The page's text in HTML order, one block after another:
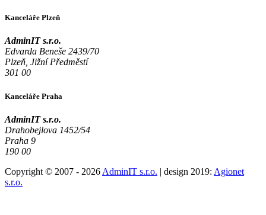
Kanceláře Plzeň
AdminIT s.r.o.
Edvarda Beneše 2439/70
Plzeň, Jižní Předměstí
301 00
Kanceláře Praha
AdminIT s.r.o.
Drahobejlova 1452/54
Praha 9
190 00
Copyright © 2007 - 2026 AdminIT s.r.o. | design 2019: Agionet
s.r.o.